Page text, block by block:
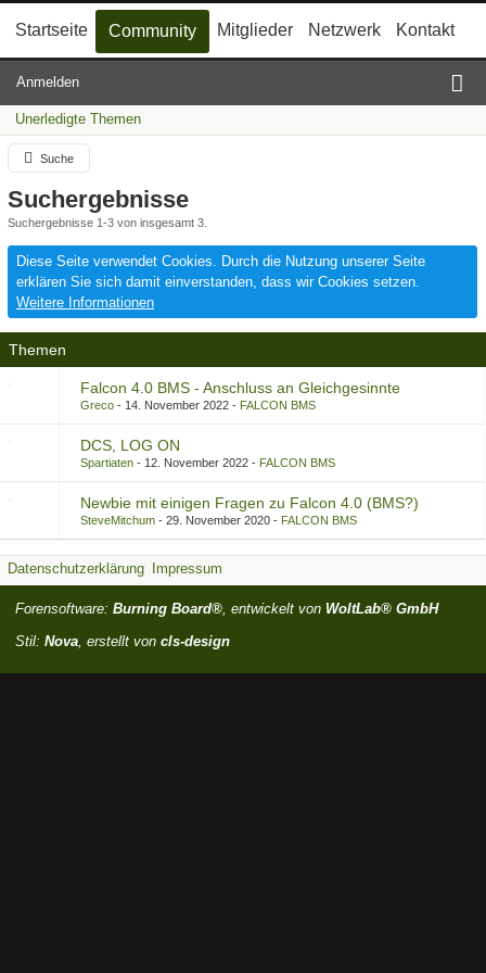
Startseite Community Mitglieder Netzwerk Kontakt
Anmelden
Unerledigte Themen
Suche
Suchergebnisse
Suchergebnisse 1-3 von insgesamt 3.
Diese Seite verwendet Cookies. Durch die Nutzung unserer Seite
erklären Sie sich damit einverstanden, dass wir Cookies setzen.
Weitere Informationen
Themen
Falcon 4.0 BMS - Anschluss an Gleichgesinnte
Greco 14. November 2022 FALCON BMS
DCS, LOG ON
Spartiaten 12. November 2022 FALCON BMS
Newbie mit einigen Fragen zu Falcon 4.0 (BMS?)
SteveMitchum 29. November 2020 FALCON BMS
Datenschutzerklärung Impressum
Forensoftware: Burning Board®, entwickelt von WoltLab® GmbH
Stil: Nova, erstellt von cls-design